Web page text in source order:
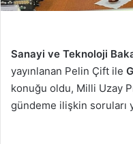
Sanayi ve Teknoloji
yayınlanan Pelin Çift ile
konuğu oldu, Milli Uzay
gündeme ilişkin soruları